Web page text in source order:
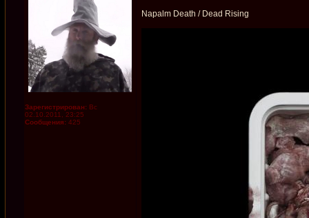
Зарегистрирован: Вс
02.10.2011, 23:25
Сообщения: 425
Napalm Death / Dead Rising